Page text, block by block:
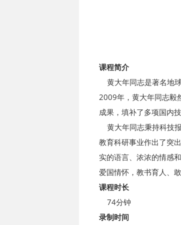
课程简介
黄大年同志是著名地
2009年，黄大年同志毅
成果，填补了多项国内
黄大年同志秉持科技
教育科研事业作出了突
实的语言、浓浓的情感
爱国情怀，教书育人、
课程时长
74分钟
录制时间